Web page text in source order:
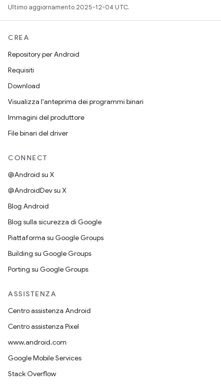
Ultimo aggiornamento 2025-12-04 UTC.
CREA
Repository per Android
Requisiti
Download
Visualizza l'anteprima dei programmi binari
Immagini del produttore
File binari del driver
CONNECT
@Android su X
@AndroidDev su X
Blog Android
Blog sulla sicurezza di Google
Piattaforma su Google Groups
Building su Google Groups
Porting su Google Groups
ASSISTENZA
Centro assistenza Android
Centro assistenza Pixel
www.android.com
Google Mobile Services
Stack Overflow